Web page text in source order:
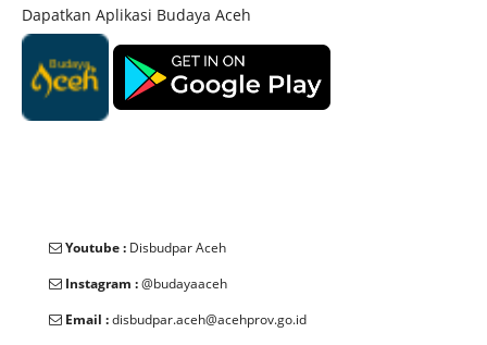
Dapatkan Aplikasi Budaya Aceh
Youtube : Disbudpar Aceh
Instagram :@budayaaceh
Email :disbudpar.aceh@acehprov.go.id